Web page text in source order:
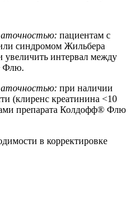
пациентам с
синдромом Жильбера
увеличить интервал между
Флю.
при наличии
(клиренс креатинина <10
препарата Колдофф® Флю
в корректировке